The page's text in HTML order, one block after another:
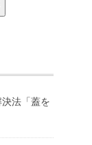
法「蓋を